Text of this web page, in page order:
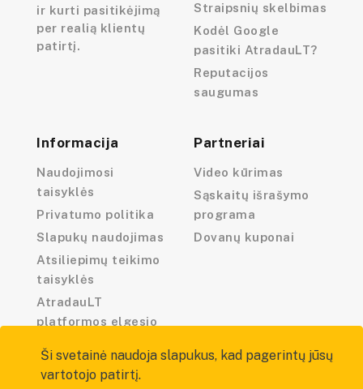
ir kurti pasitikėjimą
per realią klientų
patirtį.
Straipsnių skelbimas
Kodėl Google
pasitiki AtradauLT?
Reputacijos
saugumas
Informacija
Naudojimosi
taisyklės
Privatumo politika
Slapukų naudojimas
Atsiliepimų teikimo
taisyklės
AtradauLT
platformos elgesio
Partneriai
Video kūrimas
Sąskaitų išrašymo
programa
Dovanų kuponai
Ši svetainė naudoja slapukus, kad pagerintų jūsų
vartotojo patirtį.